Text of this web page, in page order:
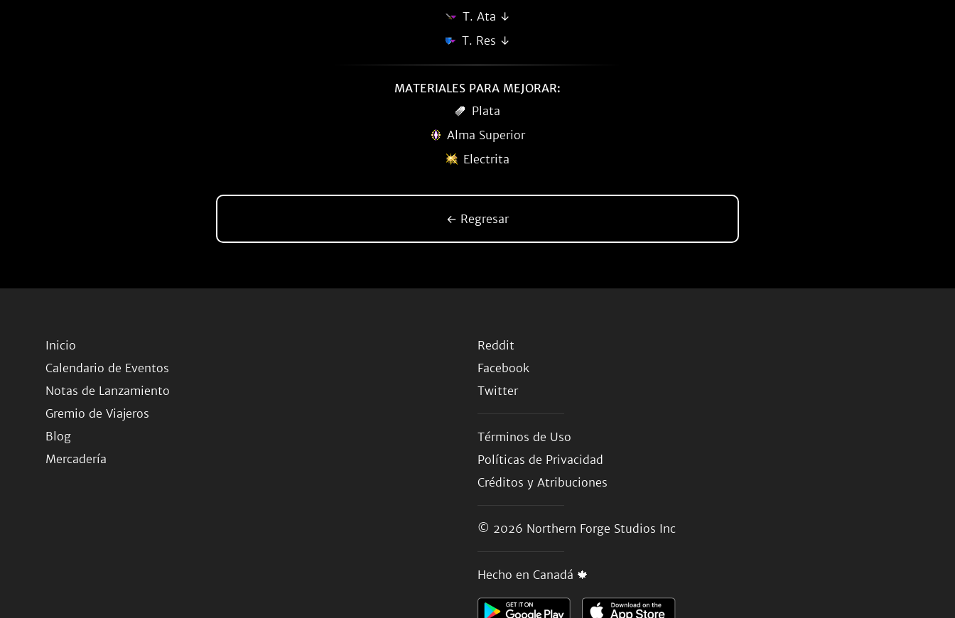
T. Ata ↓
T. Res ↓
MATERIALES PARA MEJORAR:
Plata
Alma Superior
Electrita
← Regresar
Inicio
Calendario de Eventos
Notas de Lanzamiento
Gremio de Viajeros
Blog
Mercadería
Reddit
Facebook
Twitter
Términos de Uso
Políticas de Privacidad
Créditos y Atribuciones
© 2026 Northern Forge Studios Inc
Hecho en Canadá 🍁